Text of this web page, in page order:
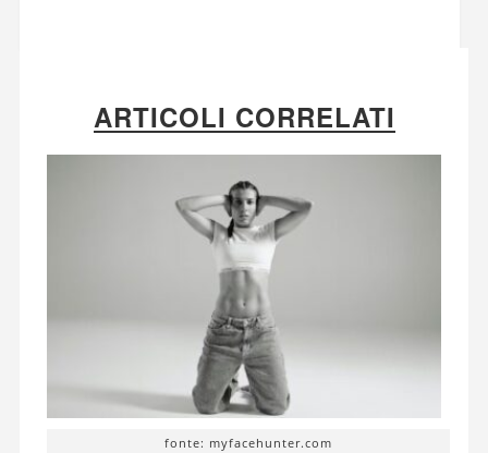
ARTICOLI CORRELATI
fonte: myfacehunter.com